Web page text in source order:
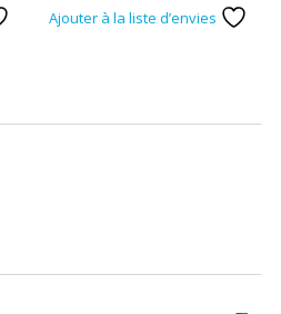
Ajouter à la liste d’envies